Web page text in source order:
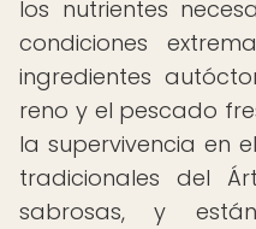
los nutrientes
condiciones
ingredientes
reno y el pescado
la supervivencia en
tradicionales del
sabrosas, y